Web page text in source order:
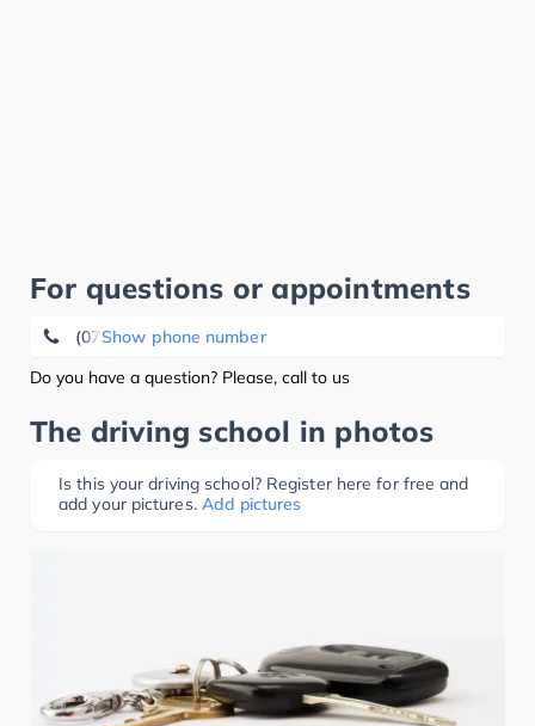
For questions or appointments
Show phone number
(07223) 8 38 88
Do you have a question? Please, call to us
The driving school in photos
Is this your driving school? Register here for free and
add your pictures. Add pictures